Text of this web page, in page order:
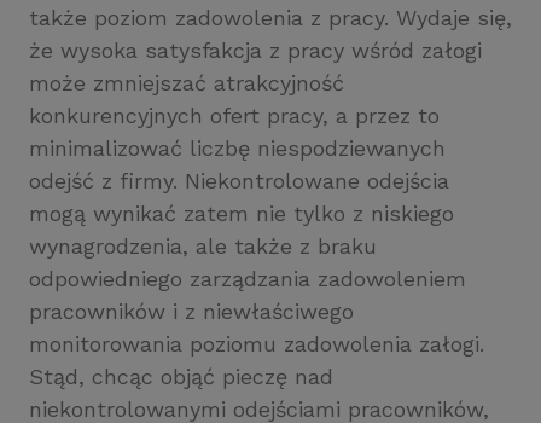
także poziom zadowolenia z pracy. Wydaje się,
że wysoka satysfakcja z pracy wśród załogi
może zmniejszać atrakcyjność
konkurencyjnych ofert pracy, a przez to
minimalizować liczbę niespodziewanych
odejść z firmy. Niekontrolowane odejścia
mogą wynikać zatem nie tylko z niskiego
wynagrodzenia, ale także z braku
odpowiedniego zarządzania zadowoleniem
pracowników i z niewłaściwego
monitorowania poziomu zadowolenia załogi.
Stąd, chcąc objąć pieczę nad
niekontrolowanymi odejściami pracowników,